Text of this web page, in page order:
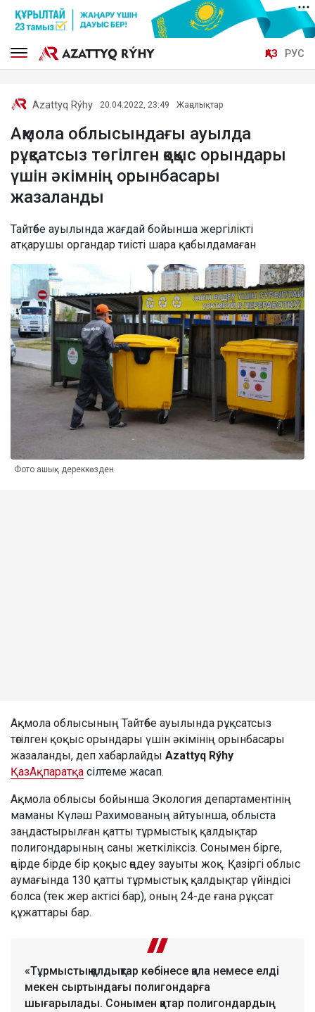
ҚАЗ РУС
Azattyq Rýhy 20.04.2022, 23:49 Жаңалықтар
Ақмола облысындағы ауылда
рұқсатсыз төгілген қоқыс орындары
үшін әкімнің орынбасары
жазаланды
Тайтөбе ауылында жағдай бойынша жергілікті
атқарушы органдар тиісті шара қабылдамаған
Фото ашық дереккөзден
Ақмола облысының Тайтөбе ауылында рұқсатсыз
төгілген қоқыс орындары үшін әкімінің орынбасары
жазаланды, деп хабарлайды Azattyq Rýhy
ҚазАқпаратқа сілтеме жасап.
Ақмола облысы бойынша Экология департаментінің
маманы Күләш Рахимованың айтуынша, облыста
заңдастырылған қатты тұрмыстық қалдықтар
полигондарының саны жеткіліксіз. Сонымен бірге,
өңірде бірде бір қоқыс өңдеу зауыты жоқ. Қазіргі облыс
аумағында 130 қатты тұрмыстық қалдықтар үйіндісі
болса (тек жер актісі бар), оның 24-де ғана рұқсат
құжаттары бар.
«Тұрмыстық қалдықтар көбінесе қала немесе елді
мекен сыртындағы полигондарға
шығарылады. Сонымен қатар полигондардың